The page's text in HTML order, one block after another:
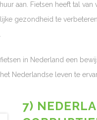
aan. Fietsen heeft tal
gezondheid te
in Nederland een
Nederlandse leven te
7)